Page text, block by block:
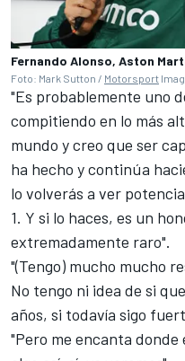
Fernando Alonso, Aston
Foto: Mark Sutton / Motorsport
"Es probablemente uno
compitiendo en lo más
mundo y creo que ser
ha hecho y continúa
lo volverás a ver
1. Y si lo haces, es un
extremadamente raro".
"(Tengo) mucho mucho
No tengo ni idea de si
años, si todavía sigo
"Pero me encanta donde